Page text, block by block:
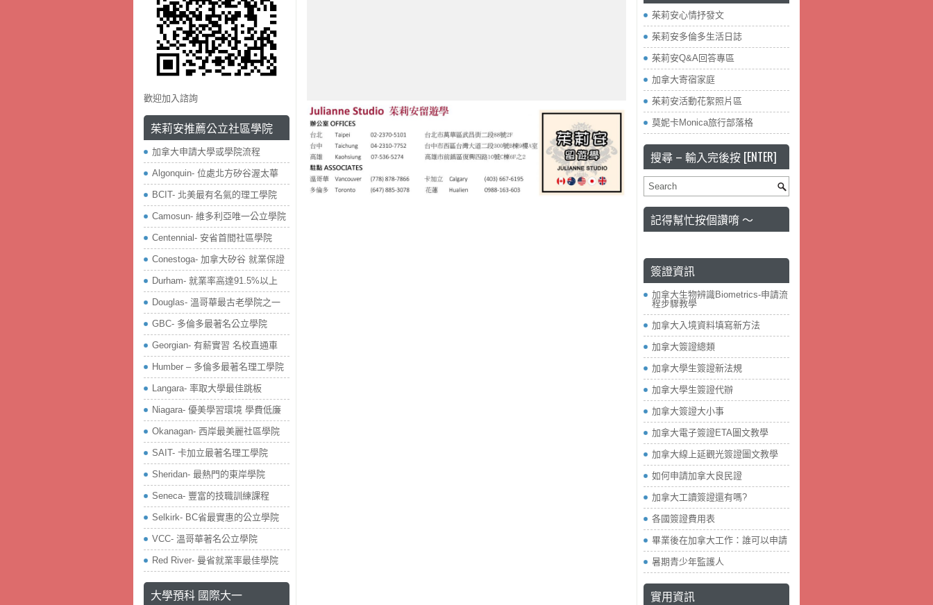
歡迎加入諮詢
茱莉安推薦公立社區學院
加拿大申請大學或學院流程
Algonquin- 位處北方矽谷渥太華
BCIT- 北美最有名氣的理工學院
Camosun- 維多利亞唯一公立學院
Centennial- 安省首間社區學院
Conestoga- 加拿大矽谷 就業保證
Durham- 就業率高達91.5%以上
Douglas- 溫哥華最古老學院之一
GBC- 多倫多最著名公立學院
Georgian- 有薪實習 名校直通車
Humber – 多倫多最著名理工學院
Langara- 率取大學最佳跳板
Niagara- 優美學習環境 學費低廉
Okanagan- 西岸最美麗社區學院
SAIT- 卡加立最著名理工學院
Sheridan- 最熱門的東岸學院
Seneca- 豐富的技職訓練課程
Selkirk- BC省最實惠的公立學院
VCC- 溫哥華著名公立學院
Red River- 曼省就業率最佳學院
大學預科 國際大一
茱莉安心情抒發文
茱莉安多倫多生活日誌
茱莉安Q&A回答專區
加拿大寄宿家庭
茱莉安活動花絮照片區
莫妮卡Monica旅行部落格
搜尋 – 輸入完後按 [ENTER]
記得幫忙按個讚唷 ～
簽證資訊
加拿大生物辨識Biometrics-申請流
程步驟教學
加拿大入境資料填寫新方法
加拿大簽證總類
加拿大學生簽證新法規
加拿大學生簽證代辦
加拿大簽證大小事
加拿大電子簽證ETA圖文教學
加拿大線上延觀光簽證圖文教學
如何申請加拿大良民證
加拿大工讀簽證還有嗎?
各國簽證費用表
畢業後在加拿大工作：誰可以申請
暑期青少年監護人
實用資訊